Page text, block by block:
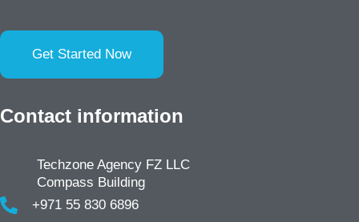
Get Started Now
Contact information
Techzone Agency FZ LLC
Compass Building
+971 55 830 6896